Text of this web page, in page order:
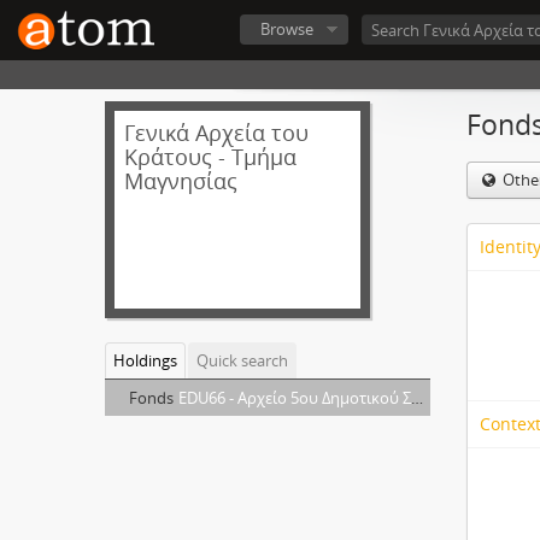
Browse
Γενικά Αρχεία του
Κράτους - Τμήμα
Μαγνησίας
Holdings
Quick search
Fonds EDU66 - Αρχείο 5ου Δημοτικού Σχολείου Αρρένων Βόλου